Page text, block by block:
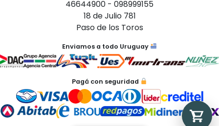
46644900 - 098999155
18 de Julio 781
Paso de los Toros
Enviamos a todo Uruguay
Pagá con seguridad